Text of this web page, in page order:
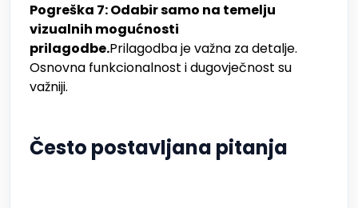
Pogreška 7: Odabir samo na temelju
vizualnih mogućnosti
prilagodbe.Prilagodba je važna za detalje.
Osnovna funkcionalnost i dugovječnost su
važniji.
Često postavljana pitanja